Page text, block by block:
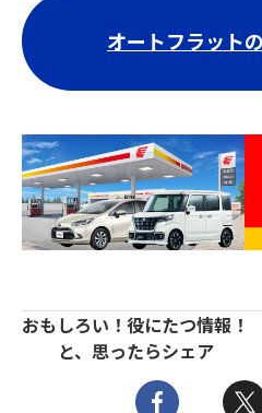
オートフラット
おもしろい！役にたつ情報！
と、思ったらシェア